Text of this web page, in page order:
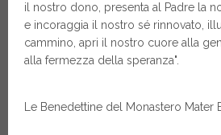
il nostro dono, presenta al Padre la
e incoraggia il nostro sé rinnovato,
cammino, apri il nostro cuore alla
alla fermezza della speranza".
Le Benedettine del Monastero Mater